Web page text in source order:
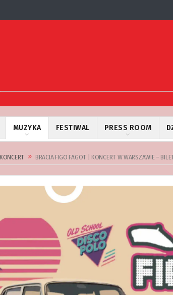
MUZYKA FESTIWAL PRESS ROOM
KONCERT BRACIA FIGO FAGOT | KONCERT W WARSZAWIE –